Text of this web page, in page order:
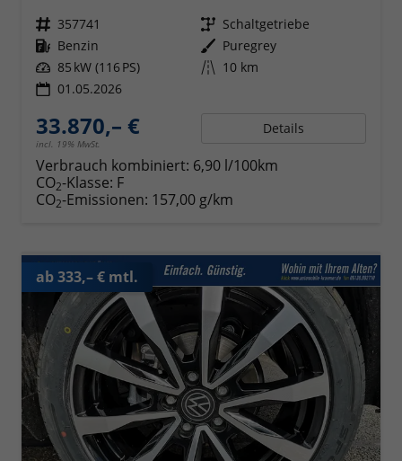
Fahrzeugnr. 357741 Getriebe Schaltgetriebe
Kraftstoff Benzin Außenfarbe Puregrey
Leistung 85 kW (116 PS) Kilometerstand 10 km
01.05.2026
33.870,– €
incl. 19% MwSt.
Details
Verbrauch kombiniert: 6,90 l/100km
CO2-Klasse: F
CO2-Emissionen: 157,00 g/km
ab 333,– € mtl.